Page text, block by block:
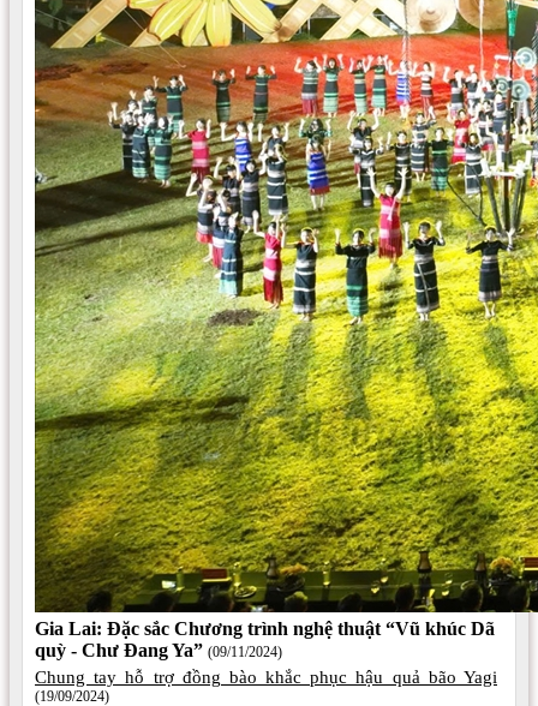
Gia Lai: Đặc sắc Chương trình nghệ thuật “Vũ khúc Dã
quỳ - Chư Đang Ya” (09/11/2024)
Chung tay hỗ trợ đồng bào khắc phục hậu quả bão Yagi
(19/09/2024)